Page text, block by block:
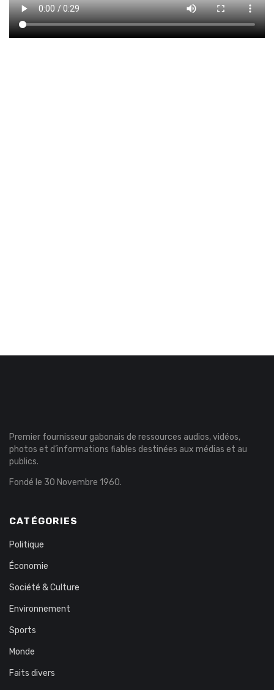
Premier fournisseur gabonais de ressources audios, vidéos,
photos et d’informations fiables destinées aux médias et au
publics.
Fondé le 30 Novembre 1960.
CATÉGORIES
Politique
Économie
Société & Culture
Environnement
Sports
Monde
Faits divers